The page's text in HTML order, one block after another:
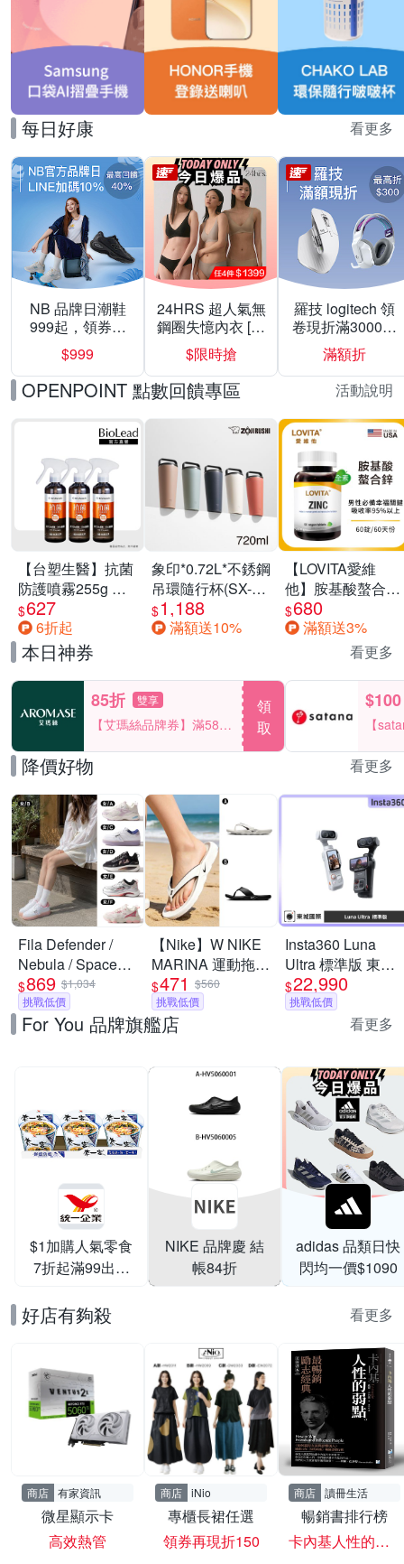
每日好康 看更多
NB 品牌日潮鞋
999起，領券折
上折 最高回饋
40%
$999
24HRS 超人氣無
鋼圈失憶內衣 [熱
銷好評]
$限時搶
羅技 logitech 領
卷現折滿3000折
300
滿額折
OPENPOINT 點數回饋專區 活動說明
【台塑生醫】抗菌
防護噴霧255g 三
入組
$627
6折起
象印*0.72L*不銹鋼
吊環隨行杯(SX-
LA72H)
$1,188
滿額送10%
【LOVITA愛維
他】胺基酸螯合鋅
x2瓶30mg素食錠
(鋅錠)
$680
滿額送3%
本日神券 看更多
85折 雙享
【艾瑪絲品牌券】滿580
享85折！
領
取
$100
【
一件
降價好物 看更多
Fila Defender /
Nebula / Space
Capsule 男女鞋 慢
跑鞋 運動 休閒 舒
適 透氣 緩震 (多款
$869 $1,034
挑戰低價
【Nike】W NIKE
MARINA 運動拖鞋
夾腳拖 男女 A-
IH2381100 B-
IH2380001
$471 $560
挑戰低價
Insta360 Luna
Ultra 標準版 東城
代理商公司貨
$22,990
挑戰低價
For You 品牌旗艦店 看更多
$1加購人氣零食
7折起滿99出貨
NIKE 品牌慶 結
帳84折
adidas 品類日快
閃均一價$1090
好店有夠殺 看更多
商店 有家資訊
微星顯示卡
高效熱管
商店 iNio
專櫃長裙任選
領券再現折150
商店 讀冊生活
暢銷書排行榜
卡內基人性的弱點